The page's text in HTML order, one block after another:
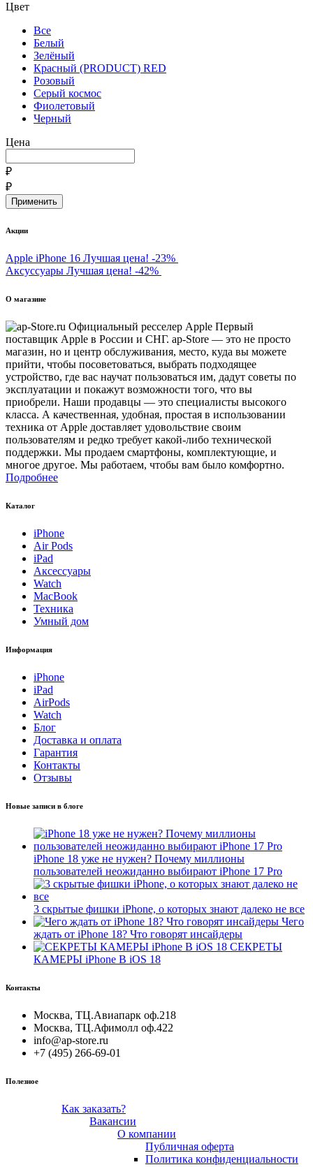
Цвет
Все
Белый
Зелёный
Красный (PRODUCT) RED
Розовый
Серый космос
Фиолетовый
Черный
Цена
₽
₽
Акции
Apple iPhone 16 Лучшая цена! -23%
Аксуссуары Лучшая цена! -42%
О магазине
Первый
поставщик Apple в России и СНГ. ap-Store — это не просто
магазин, но и центр обслуживания, место, куда вы можете
прийти, чтобы посоветоваться, выбрать подходящее
устройство, где вас научат пользоваться им, дадут советы по
эксплуатации и покажут возможности того, что вы
приобрели. Наши продавцы — это специалисты высокого
класса. А качественная, удобная, простая в использовании
техника от Apple доставляет удовольствие своим
пользователям и редко требует какой-либо технической
поддержки. Мы продаем смартфоны, комплектующие, и
многое другое. Мы работаем, чтобы вам было комфортно.
Подробнее
Каталог
iPhone
Air Pods
iPad
Аксессуары
Watch
MacBook
Техника
Умный дом
Информация
iPhone
iPad
AirPods
Watch
Блог
Доставка и оплата
Гарантия
Контакты
Отзывы
Новые записи в блоге
iPhone 18 уже не нужен? Почему миллионы
пользователей неожиданно выбирают iPhone 17 Pro
3 скрытые фишки iPhone, о которых знают далеко не все
Чего
ждать от iPhone 18? Что говорят инсайдеры
СЕКРЕТЫ
КАМЕРЫ iPhone В iOS 18
Контакты
Москва, ТЦ.Авиапарк оф.218
Москва, ТЦ.Афимолл оф.422
info@ap-store.ru
+7 (495) 266-69-01
Полезное
Как заказать?
Вакансии
О компании
Публичная оферта
Политика конфиденциальности